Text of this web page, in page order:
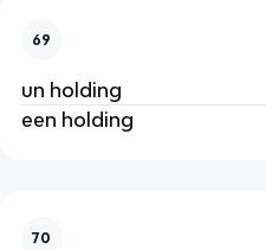
69
un holding
een holding
70